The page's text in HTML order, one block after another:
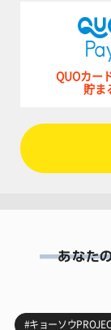
QUOカー
貯ま
#キョーソウ